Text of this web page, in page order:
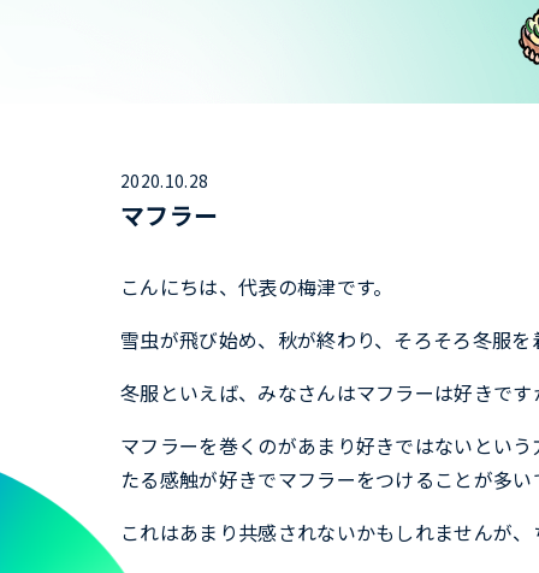
2020.10.28
マフラー
こんにちは、代表の梅津です。
雪虫が飛び始め、秋が終わり、そろそろ冬服
冬服といえば、みなさんはマフラーは好きです
マフラーを巻くのがあまり好きではないとい
たる感触が好きでマフラーをつけることが多い
これはあまり共感されないかもしれませんが